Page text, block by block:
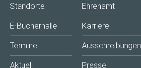
Standorte
E-Bücherhalle
Termine
Aktuell
Ehrenamt
Karriere
Ausschreibungen
Presse